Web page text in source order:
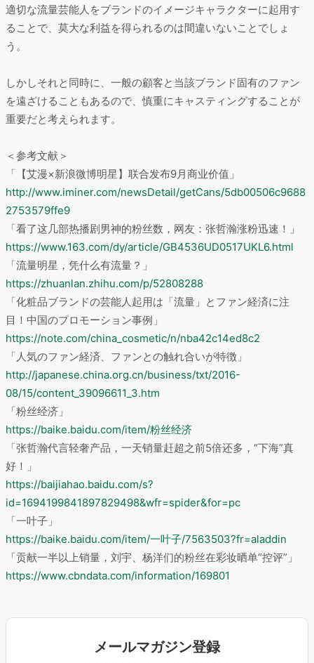
適切な流量芸能人をブランドのイメージキャラクターに起用す
ることで、莫大な利益を得られるのは間違いないことでしょ
う。
しかしそれと同時に、一般の顧客と当該ブランド固有のファン
を遠ざけることもあるので、慎重にキャスティングすることが
重要だと考えられます。
＜参考文献＞
「【艾漫×新浪微博明星】联合发布9月商业价值」
http://www.iminer.com/newsDetail/getCans/5db00506c9688
2753579ffe9
「看了这几部热播剧男神的粉丝数，网友：张哲瀚涨粉迅速！」
https://www.163.com/dy/article/GB4536UD0517UKL6.html
「流量明星，凭什么有流量？」
https://zhuanlan.zhihu.com/p/52808288
「化粧品ブランドの芸能人起用は「流量」とファン経済に注
目！中国のプロモーション事例」
https://note.com/china_cosmetic/n/nba42c14ed8c2
「人気のファン経済、ファンとの触れ合いが特徴」
http://japanese.china.org.cn/business/txt/2016-
08/15/content_39096611_3.htm
「粉丝经济」
https://baike.baidu.com/item/粉丝经济
「张哲瀚代言轻奢产品，一天销量赶超之前5倍还多，“下海”真
好！」
https://baijiahao.baidu.com/s?
id=1694199841897829498&wfr=spider&for=pc
「一叶子」
https://baike.baidu.com/item/一叶子/7563503?fr=aladdin
「贡献一半以上销量，刘宇、杨洋们的粉丝在彩妆晒单“控评”」
https://www.cbndata.com/information/169801
メールマガジン登録